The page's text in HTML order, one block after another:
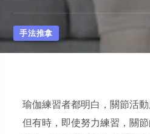
手法推拿
瑜伽練習者都明白，關節活動
但有時，即使努力練習，關節